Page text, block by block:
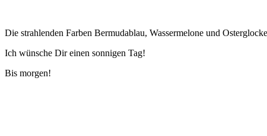
Die strahlenden Farben Bermudablau, Wassermelone und
Ich wünsche Dir einen sonnigen Tag!
Bis morgen!